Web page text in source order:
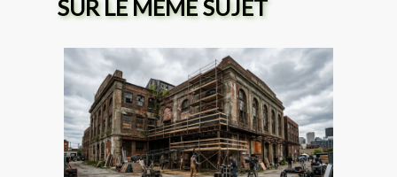
SUR LE MÊME SUJET